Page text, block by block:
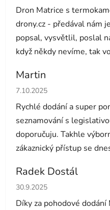
Dron Matrice s
drony.cz - předával nám
popsal, vysvětlil, poslal
když někdy nevíme, tak
Martin
Hodnocení obchodu je 5 z
7.10.2025
Rychlé dodání a super
seznamování s
doporučuju. Takhle
zákaznický přístup se
Radek Dostál
Hodnocení obchodu je 5 z
30.9.2025
Díky za pohodové